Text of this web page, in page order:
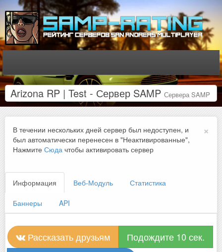
Arizona RP | Test - Сервер SAMP Сервера SAMP
×
В течении нескольких дней сервер был недоступен, и
был автоматически перенесен в "Неактивированные",
Нажмите Сюда чтобы активировать сервер
Информация Веб-Модуль Статистика
Баннеры API
Рассказать друзьям
Подождите 10 сек.